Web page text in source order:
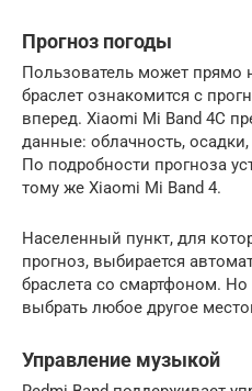
Прогноз погоды
Пользователь может прямо
браслет ознакомится с
вперед. Xiaomi Mi Band 4C
данные: облачность,
По подробности прогноза
тому же Xiaomi Mi Band 4.
Населенный пункт, для
прогноз, выбирается
браслета со смартфоном.
выбрать любое другое
Управление музыкой